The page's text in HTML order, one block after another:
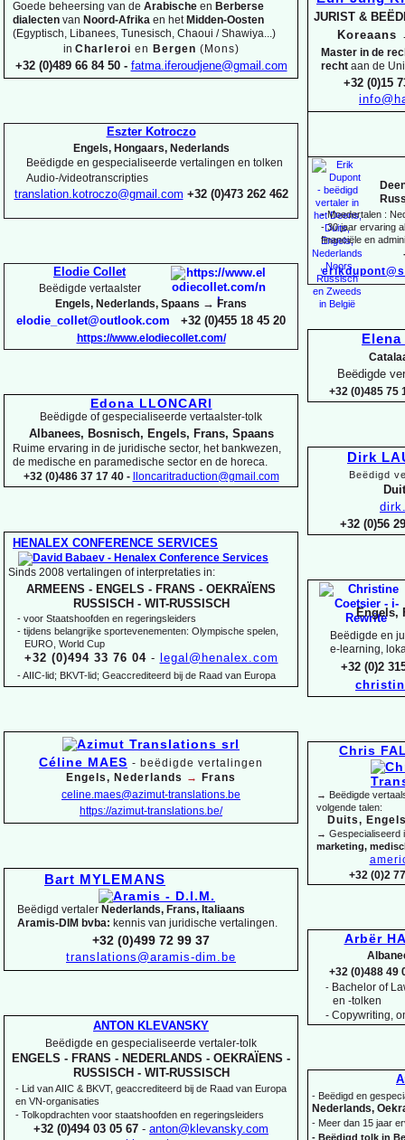
JURIST &
Koreaans
Master in de
recht aan de
+32 (0)15
-Moedertalen :
-30 jaar ervaring
financiële en
Beëdigde
+32 (0)485 75
Dirk
Beëdigd
+32 (0)56
Engels,
Beëdigde en
e- learning,
+32 (0)2
Chris
→ Beëdigde
volgende talen:
Duits,
→ Gespecialiseerd
marketing,
+32 (0)2
Arbër
+32 (0)488 49
- Bachelor of
en -tolken
- Copywriting,
- Beëdigd en
Nederlands,
- Meer dan 15 jaar
- Beëdigd tolk in
Goede beheersing van de Arabische en Berberse
dialecten van Noord-Afrika en hetMidden-Oosten
(Egyptisch, Libanees, Tunesisch, Chaoui / Shawiya...)
in Charleroi en Bergen (Mons)
+32 (0)489 66 84 50 - fatma.iferoudjene@gmail.com
Eszter Kotroczo
Engels, Hongaars, Nederlands
Beëdigde en gespecialiseerde vertalingen en tolken
Audio-/videotranscripties
translation.kotroczo@gmail.com +32 (0)473 262 462
Elodie Collet
Beëdigde vertaalster
Engels, Nederlands, Spaans → Frans
elodie_collet@outlook.com +32 (0)455 18 45 20
https://www.elodiecollet.com/
Edona LLONCARI
Beëdigde of gespecialiseerde vertaalster-tolk
Albanees, Bosnisch, Engels, Frans, Spaans
Ruime ervaring in de juridische sector, het bankwezen,
de medische en paramedische sector en de horeca.
+32 (0)486 37 17 40 -
lloncaritraduction@gmail.com
HENALEX CONFERENCE SERVICES
Sinds 2008 vertalingen of interpretaties in:
ARMEENS - ENGELS - FRANS - OEKRAÏENS
RUSSISCH -WIT-RUSSISCH
- voor Staatshoofden en regeringsleiders
- tijdens belangrijke sportevenementen: Olympische spelen,
EURO, World Cup
+32 (0)494 33 76 04- legal@henalex.com
-AIIC-lid; BKVT-lid; Geaccrediteerd bij de Raad van Europa
Céline MAES - beëdigde vertalingen
Engels, Nederlands →
Frans
celine.maes@azimut-translations.be
https://azimut-translations.be/
Bart MYLEMANS
Beëdigd vertaler Nederlands, Frans, Italiaans
Aramis-DIM bvba: kennis van juridische vertalingen.
+32 (0)499 72 99 37
translations@aramis-dim.be
ANTON KLEVANSKY
Beëdigde en gespecialiseerde vertaler-tolk
ENGELS - FRANS - NEDERLANDS - OEKRAÏENS -
RUSSISCH -WIT-RUSSISCH
- Lid van AIIC & BKVT, geaccrediteerd bij de Raad van Europa
en VN-organisaties
- Tolkopdrachten voor staatshoofden en regeringsleiders
+32 (0)494 03 05 67 - anton@klevansky.com